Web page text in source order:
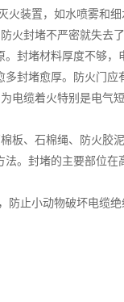
火装置，如水喷雾和
火封堵不严密就失去
封堵材料厚度不够
封堵愈厚。防火门
电缆着火特别是电气
板、石棉绳、防火胶
。封堵的主要部位
防止小动物破坏电缆